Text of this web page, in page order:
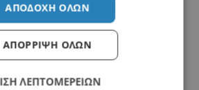
ΑΠΟΔΟΧΉ ΌΛΩΝ
ΑΠΌΡΡΙΨΗ ΌΛΩΝ
ΛΕΠΤΟΜΕΡΕΙΏΝ